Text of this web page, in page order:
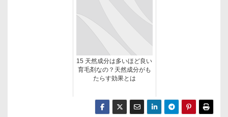
15 天然成分は多いほど良い
育毛剤なの？天然成分がも
たらす効果とは